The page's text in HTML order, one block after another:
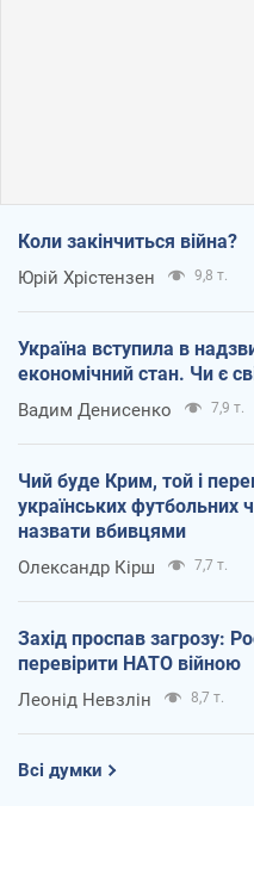
Коли закінчиться війна?
Юрій Хрістензен 9,8 т.
Україна вступила в
економічний стан. Чи є
Вадим Денисенко 7,9 т.
Чий буде Крим, той і
українських футбольних
назвати вбивцями
Олександр Кірш 7,7 т.
Захід проспав загрозу:
перевірити НАТО війною
Леонід Невзлін 8,7 т.
Всі думки